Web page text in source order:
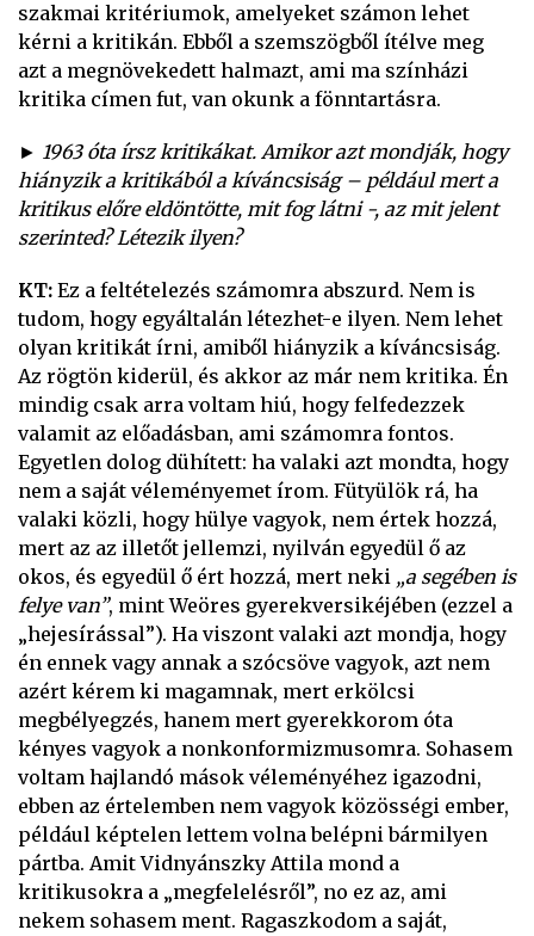
szakmai kritériumok, amelyeket számon lehet
kérni a kritikán. Ebből a szemszögből ítélve meg
azt a megnövekedett halmazt, ami ma színházi
kritika címen fut, van okunk a fönntartásra.
► 1963 óta írsz kritikákat. Amikor azt mondják, hogy
hiányzik a kritikából a kíváncsiság – például mert a
kritikus előre eldöntötte, mit fog látni -, az mit jelent
szerinted? Létezik ilyen?
KT: Ez a feltételezés számomra abszurd. Nem is
tudom, hogy egyáltalán létezhet-e ilyen. Nem lehet
olyan kritikát írni, amiből hiányzik a kíváncsiság.
Az rögtön kiderül, és akkor az már nem kritika. Én
mindig csak arra voltam hiú, hogy felfedezzek
valamit az előadásban, ami számomra fontos.
Egyetlen dolog dühített: ha valaki azt mondta, hogy
nem a saját véleményemet írom. Fütyülök rá, ha
valaki közli, hogy hülye vagyok, nem értek hozzá,
mert az az illetőt jellemzi, nyilván egyedül ő az
okos, és egyedül ő ért hozzá, mert neki „a segében is
felye van”, mint Weöres gyerekversikéjében (ezzel a
„hejesírással”). Ha viszont valaki azt mondja, hogy
én ennek vagy annak a szócsöve vagyok, azt nem
azért kérem ki magamnak, mert erkölcsi
megbélyegzés, hanem mert gyerekkorom óta
kényes vagyok a nonkonformizmusomra. Sohasem
voltam hajlandó mások véleményéhez igazodni,
ebben az értelemben nem vagyok közösségi ember,
például képtelen lettem volna belépni bármilyen
pártba. Amit Vidnyánszky Attila mond a
kritikusokra a „megfelelésről”, no ez az, ami
nekem sohasem ment. Ragaszkodom a saját,